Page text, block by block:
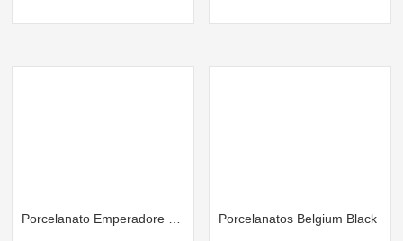
Porcelanatos Belgium Black